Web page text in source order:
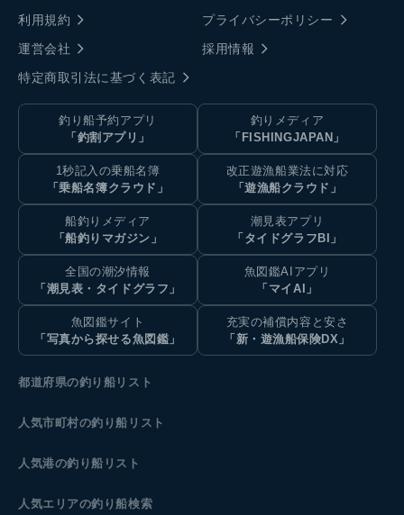
利用規約
プライバシーポリシー
運営会社
採用情報
特定商取引法に基づく表記
釣り船予約アプリ
「釣割アプリ」
釣りメディア
「FISHINGJAPAN」
1秒記入の乗船名簿
「乗船名簿クラウド」
改正遊漁船業法に対応
「遊漁船クラウド」
船釣りメディア
「船釣りマガジン」
潮見表アプリ
「タイドグラフBI」
全国の潮汐情報
「潮見表・タイドグラフ」
魚図鑑AIアプリ
「マイAI」
魚図鑑サイト
「写真から探せる魚図鑑」
充実の補償内容と安さ
「新・遊漁船保険DX」
都道府県の釣り船リスト
人気市町村の釣り船リスト
人気港の釣り船リスト
人気エリアの釣り船検索